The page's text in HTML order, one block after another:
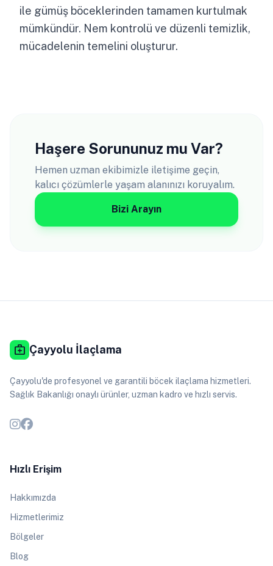
ile gümüş böceklerinden tamamen kurtulmak
mümkündür. Nem kontrolü ve düzenli temizlik,
mücadelenin temelini oluşturur.
Haşere Sorununuz mu Var?
Hemen uzman ekibimizle iletişime geçin,
kalıcı çözümlerle yaşam alanınızı koruyalım.
Bizi Arayın
medical_services Çayyolu İlaçlama
Çayyolu'de profesyonel ve garantili böcek ilaçlama hizmetleri.
Sağlık Bakanlığı onaylı ürünler, uzman kadro ve hızlı servis.
Hızlı Erişim
Hakkımızda
Hizmetlerimiz
Bölgeler
Blog